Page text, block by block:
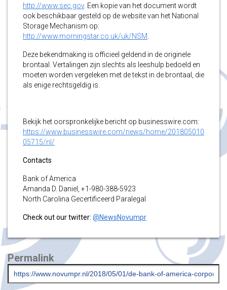
http://www.sec.gov. Een kopie van het document wordt
ook beschikbaar gesteld op de website van het National
Storage Mechanism op:
http://www.morningstar.co.uk/uk/NSM
Deze bekendmaking is officieel geldend in de originele
brontaal. Vertalingen zijn slechts als leeshulp bedoeld en
moeten worden vergeleken met de tekst in de brontaal, die
als enige rechtsgeldig is.
Bekijk het oorspronkelijke bericht op businesswire.com:
https://www.businesswire.com/news/home/201805010
05715/nl/
Contacts
Bank of America
Amanda D. Daniel, +1-980-388-5923
North Carolina Gecertificeerd Paralegal
Check out our twitter: @NewsNovumpr
Permalink